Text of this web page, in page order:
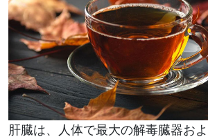
肝臓は、人体で最大の解毒臓器お